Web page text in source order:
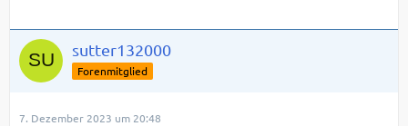
sutter132000
Forenmitglied
7. Dezember 2023 um 20:48